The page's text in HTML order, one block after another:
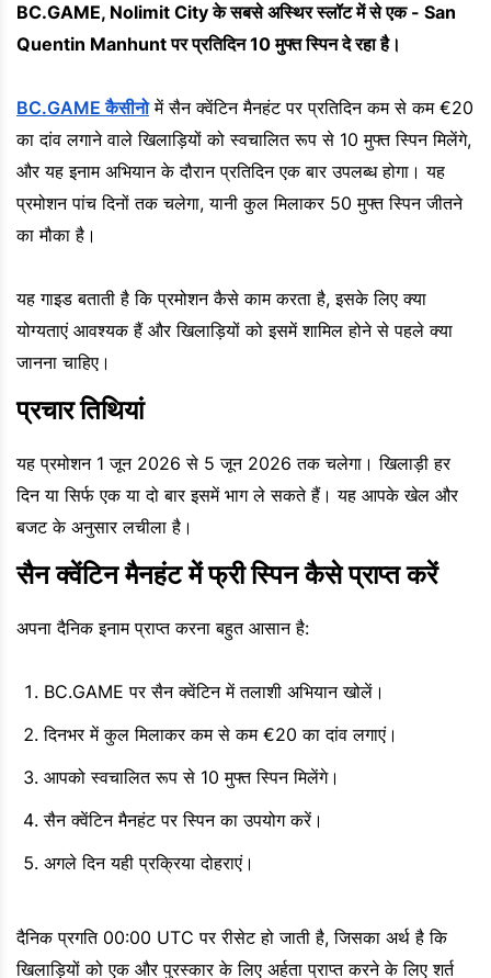
BC.GAME, Nolimit City के सबसे अस्थिर स्लॉट में से एक - San
Quentin Manhunt पर प्रतिदिन 10 मुफ्त स्पिन दे रहा है।
BC.GAME कैसीनोमें सैन क्वेंटिन मैनहंट पर प्रतिदिन कम से कम €20
का दांव लगाने वाले खिलाड़ियों को स्वचालित रूप से 10 मुफ्त स्पिन मिलेंगे,
और यह इनाम अभियान के दौरान प्रतिदिन एक बार उपलब्ध होगा। यह
प्रमोशन पांच दिनों तक चलेगा, यानी कुल मिलाकर 50 मुफ्त स्पिन जीतने
का मौका है।
यह गाइड बताती है कि प्रमोशन कैसे काम करता है, इसके लिए क्या
योग्यताएं आवश्यक हैं और खिलाड़ियों को इसमें शामिल होने से पहले क्या
जानना चाहिए।
प्रचार तिथियां
यह प्रमोशन 1 जून 2026 से 5 जून 2026 तक चलेगा। खिलाड़ी हर
दिन या सिर्फ एक या दो बार इसमें भाग ले सकते हैं। यह आपके खेल और
बजट के अनुसार लचीला है।
सैन क्वेंटिन मैनहंट में फ्री स्पिन कैसे प्राप्त करें
अपना दैनिक इनाम प्राप्त करना बहुत आसान है:
BC.GAME पर सैन क्वेंटिन में तलाशी अभियान खोलें।
दिनभर में कुल मिलाकर कम से कम €20 का दांव लगाएं।
आपको स्वचालित रूप से 10 मुफ्त स्पिन मिलेंगे।
सैन क्वेंटिन मैनहंट पर स्पिन का उपयोग करें।
अगले दिन यही प्रक्रिया दोहराएं।
दैनिक प्रगति 00:00 UTC पर रीसेट हो जाती है, जिसका अर्थ है कि
खिलाड़ियों को एक और पुरस्कार के लिए अर्हता प्राप्त करने के लिए शर्त